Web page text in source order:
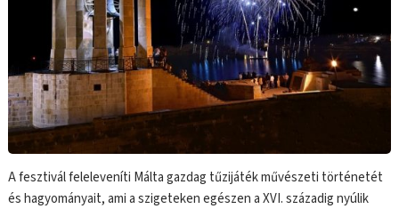
A fesztivál feleleveníti Málta gazdag tűzijáték művészeti történetét
és hagyományait, ami a szigeteken egészen a XVI. századig nyúlik